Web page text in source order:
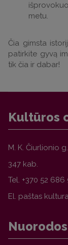
metu.
Čia gimsta
patirkite gyvą
tik čia ir dabar!
Kultūros
M. K. Čiurlionio g.
347 kab.
Tel. +370 52 686
El. paštas
Nuorodos